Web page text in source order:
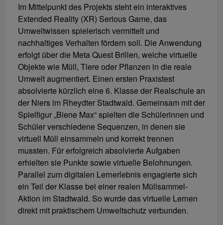
Im Mittelpunkt des Projekts steht ein interaktives
Extended Reality (XR) Serious Game, das
Umweltwissen spielerisch vermittelt und
nachhaltiges Verhalten fördern soll. Die Anwendung
erfolgt über die Meta Quest Brillen, welche virtuelle
Objekte wie Müll, Tiere oder Pflanzen in die reale
Umwelt augmentiert. Einen ersten Praxistest
absolvierte kürzlich eine 6. Klasse der Realschule an
der Niers im Rheydter Stadtwald. Gemeinsam mit der
Spielfigur „Biene Max“ spielten die Schülerinnen und
Schüler verschiedene Sequenzen, in denen sie
virtuell Müll einsammeln und korrekt trennen
mussten. Für erfolgreich absolvierte Aufgaben
erhielten sie Punkte sowie virtuelle Belohnungen.
Parallel zum digitalen Lernerlebnis engagierte sich
ein Teil der Klasse bei einer realen Müllsammel-
Aktion im Stadtwald. So wurde das virtuelle Lernen
direkt mit praktischem Umweltschutz verbunden.